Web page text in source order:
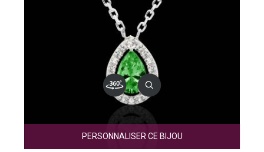
PERSONNALISER CE BIJOU